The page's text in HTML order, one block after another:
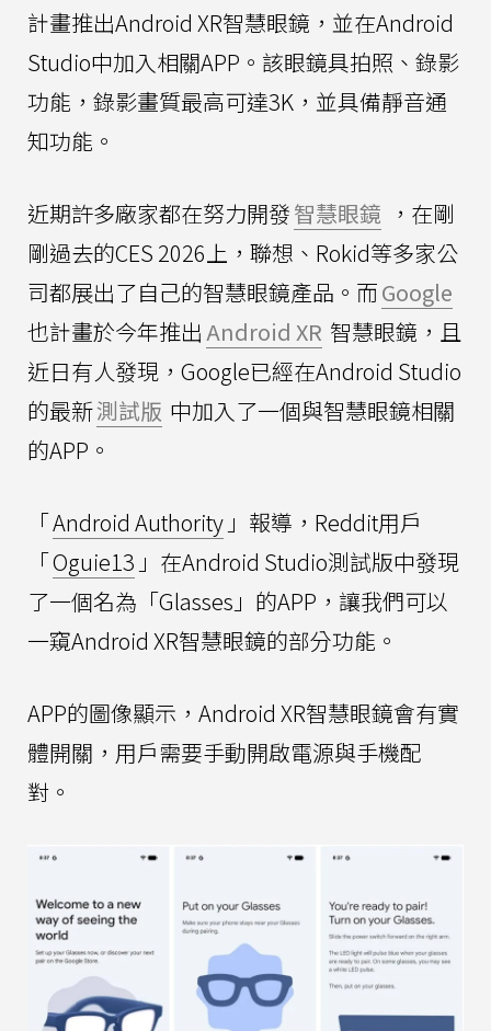
計畫推出Android XR智慧眼鏡，並在Android
Studio中加入相關APP。該眼鏡具拍照、錄影
功能，錄影畫質最高可達3K，並具備靜音通
知功能。
近期許多廠家都在努力開發智慧眼鏡 ，在剛
剛過去的CES 2026上，聯想、Rokid等多家公
司都展出了自己的智慧眼鏡產品。而Google
也計畫於今年推出 Android XR 智慧眼鏡，且
近日有人發現，Google已經在Android Studio
的最新測試版 中加入了一個與智慧眼鏡相關
的APP。
「Android Authority 」報導，Reddit用戶
「Oguie13 」在Android Studio測試版中發現
了一個名為「Glasses」的APP，讓我們可以
一窺Android XR智慧眼鏡的部分功能。
APP的圖像顯示，Android XR智慧眼鏡會有實
體開關，用戶需要手動開啟電源與手機配
對。